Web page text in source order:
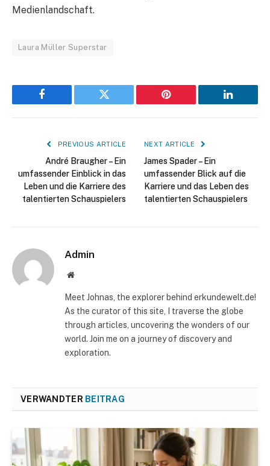
Medienlandschaft.
Laura Müller Superstar
Facebook Twitter Pinterest LinkedIn
PREVIOUS ARTICLE
André Braugher – Ein
umfassender Einblick in das
Leben und die Karriere des
talentierten Schauspielers
NEXT ARTICLE
James Spader – Ein
umfassender Blick auf die
Karriere und das Leben des
talentierten Schauspielers
Admin
Website
Meet Johnas, the explorer behind erkundewelt.de!
As the curator of this site, I traverse the globe
through articles, uncovering the wonders of our
world. Join me on a journey of discovery and
exploration.
VERWANDTER BEITRAG